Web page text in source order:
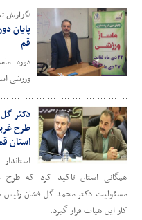
/گزارش
پایان
قم
دوره
ورزشی
دکتر
طرح
استان
همگانی استان تاکید کرد که طرح
مسئولیت دکتر محمد گل فشان رئیس
کار این هیات قرار گیرد.